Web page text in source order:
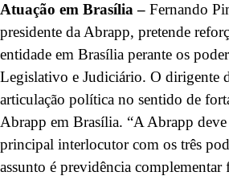
Atuação em Brasília – Fernando
presidente da Abrapp, pretende
entidade em Brasília perante os
Legislativo e Judiciário. O dirigente
articulação política no sentido de
Abrapp em Brasília. “A Abrapp
principal interlocutor com os três
assunto é previdência complementar